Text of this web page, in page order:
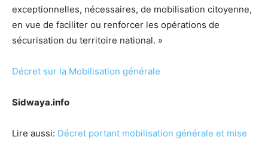
exceptionnelles, nécessaires, de mobilisation citoyenne,
en vue de faciliter ou renforcer les opérations de
sécurisation du territoire national. »
Décret sur la Mobilisation générale
Sidwaya.info
Lire aussi: Décret portant mobilisation générale et mise